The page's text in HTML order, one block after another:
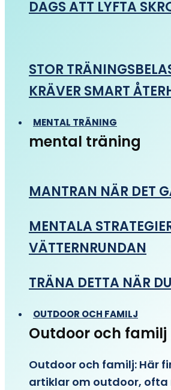
DAGS ATT LYFTA
STOR
KRÄVER SMART
MENTAL TRÄNING
mental träning
MANTRAN NÄR DET
MENTALA
VÄTTERNRUNDAN
TRÄNA DETTA NÄR
OUTDOOR OCH FAMILJ
Outdoor och familj
Outdoor och familj: Här
artiklar om outdoor, ofta